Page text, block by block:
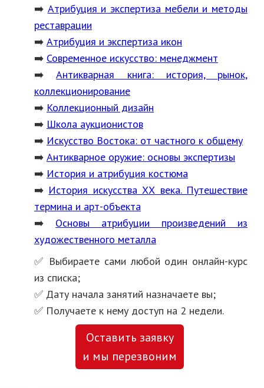
➡️ Атрибуция и экспертиза мебели и методы
реставрации
➡️ Атрибуция и экспертиза икон
➡️ Современное искусство: менеджмент
➡️Антикварная книга: история, рынок,
коллекционирование
➡️ Коллекционный дизайн
➡️ Школа аукционистов
➡️ Искусство Востока: от частного к общему
➡️ Антикварное оружие: основы экспертизы
➡️ История и атрибуция костюма
➡️ История искусства ХХ века. Путешествие
термина и арт-объекта
➡️ Основы атрибуции произведений из
художественного металла
✅ Выбираете сами любой один онлайн-курс
из списка;
✅ Дату начала занятий назначаете вы;
✅ Получаете к нему доступ на 2 недели.
Оставить заявку
и мы перезвоним